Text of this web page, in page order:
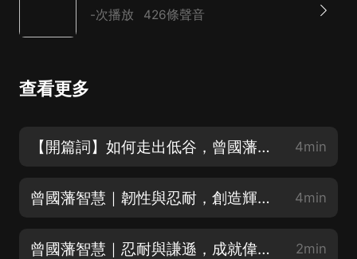
-次播放 426條聲音
查看更多
【開篇詞】如何走出低谷，曾國藩給出了答案 4min
曾國藩智慧｜韌性與忍耐，創造輝煌之路 4min
曾國藩智慧｜忍耐與謙遜，成就偉大之路 2min